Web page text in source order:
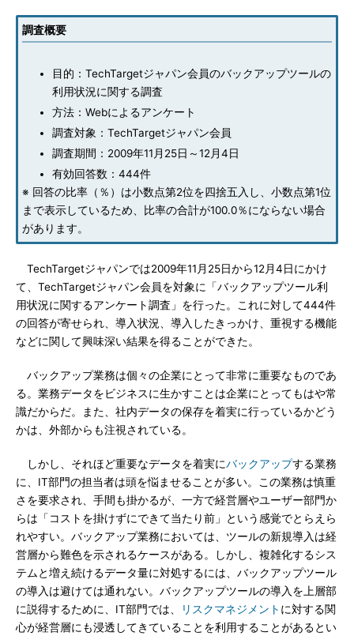
調査概要
目的：TechTargetジャパン会員のバックアップツールの
利用状況に関する調査
方法：Webによるアンケート
調査対象：TechTargetジャパン会員
調査期間：2009年11月25日～12月4日
有効回答数：444件
※ 回答の比率（％）は小数点第2位を四捨五入し、小数点第1位
まで表示しているため、比率の合計が100.0％にならない場合
があります。
TechTargetジャパンでは2009年11月25日から12月4日にかけ
て、TechTargetジャパン会員を対象に「バックアップツール利
用状況に関するアンケート調査」を行った。これに対して444件
の回答が寄せられ、導入状況、導入したきっかけ、重視する機能
などに関して興味深い結果を得ることができた。
バックアップ業務は個々の企業にとって非常に重要なものであ
る。業務データをビジネスに生かすことは企業にとってもはや常
識だからだ。また、社内データの保存を着実に行っているかどう
かは、外部からも注視されている。
しかし、それほど重要なデータを着実にバックアップする業務
に、IT部門の担当者は頭を悩ませることが多い。この業務は慎重
さを要求され、手間も掛かるが、一方で経営層やユーザー部門か
らは「コストを掛けずにできて当たり前」という感覚でとらえら
れやすい。バックアップ業務においては、ツールの新規導入は経
営層から難色を示されるケースがある。しかし、複雑化するシス
テムと増え続けるデータ量に対処するには、バックアップツール
の導入は避けては通れない。バックアップツールの導入を上層部
に説得するために、IT部門では、
リスクマネジメント に対する関
心が経営層にも浸透してきていることを利用することがあるとい